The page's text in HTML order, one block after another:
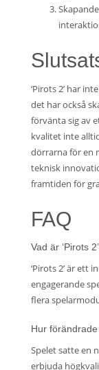
‘Pirots 2’ har
det har också
förvänta sig av
kvalitet inte
dörrarna för en
teknisk
framtiden för
FAQ
Vad är ‘Pirots
‘Pirots 2’ är ett
engagerande
flera
Hur förändrade
Spelet satte en
erbjuda